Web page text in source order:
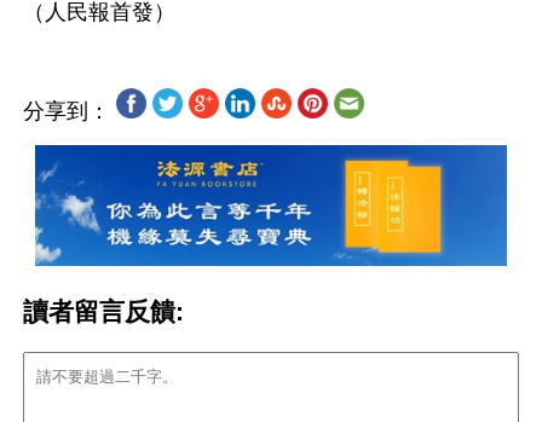
分享到：
讀者留言反饋: